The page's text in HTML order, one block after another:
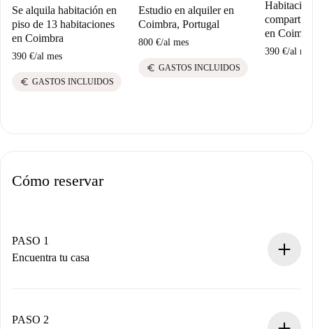
Se alquila habitación en
piso de 13 habitaciones
en Coimbra
390 €/al mes
euro GASTOS INCLUIDOS
Estudio en alquiler en
Coimbra, Portugal
800 €/al mes
euro GASTOS INCLUIDOS
en
390 €/al
Cómo reservar
PASO 1
Encuentra tu casa
Tienes toda la información necesaria por adelantado.
PASO 2